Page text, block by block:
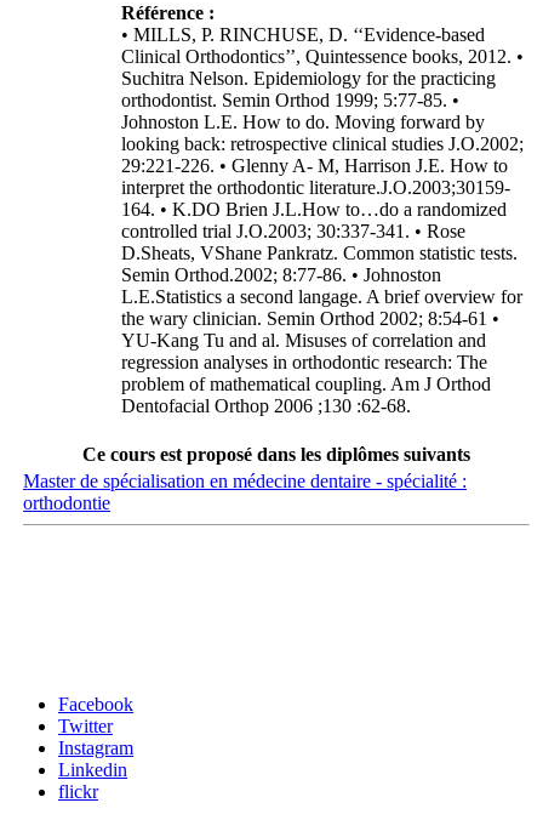
Référence :
• MILLS, P. RINCHUSE, D. ‘‘Evidence-based
Clinical Orthodontics’’, Quintessence books, 2012. •
Suchitra Nelson. Epidemiology for the practicing
orthodontist. Semin Orthod 1999; 5:77-85. •
Johnoston L.E. How to do. Moving forward by
looking back: retrospective clinical studies J.O.2002;
29:221-226. • Glenny A- M, Harrison J.E. How to
interpret the orthodontic literature.J.O.2003;30159-
164. • K.DO Brien J.L.How to…do a randomized
controlled trial J.O.2003; 30:337-341. • Rose
D.Sheats, VShane Pankratz. Common statistic tests.
Semin Orthod.2002; 8:77-86. • Johnoston
L.E.Statistics a second langage. A brief overview for
the wary clinician. Semin Orthod 2002; 8:54-61 •
YU-Kang Tu and al. Misuses of correlation and
regression analyses in orthodontic research: The
problem of mathematical coupling. Am J Orthod
Dentofacial Orthop 2006 ;130 :62-68.
Ce cours est proposé dans les diplômes suivants
Master de spécialisation en médecine dentaire - spécialité :
orthodontie
Facebook
Twitter
Instagram
Linkedin
flickr